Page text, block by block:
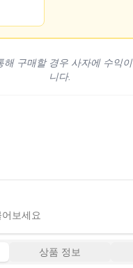
해 구매할 경우 사자에 수익
니다.
보세요
상품 정보